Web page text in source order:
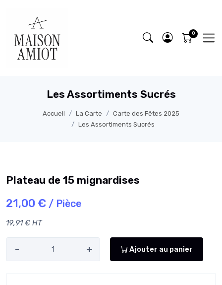
Les Assortiments Sucrés
Accueil La Carte
Carte des Fêtes 2025
Les Assortiments Sucrés
Plateau de 15 mignardises
21,00 € / Pièce
19,91 € HT
- + Ajouter au panier